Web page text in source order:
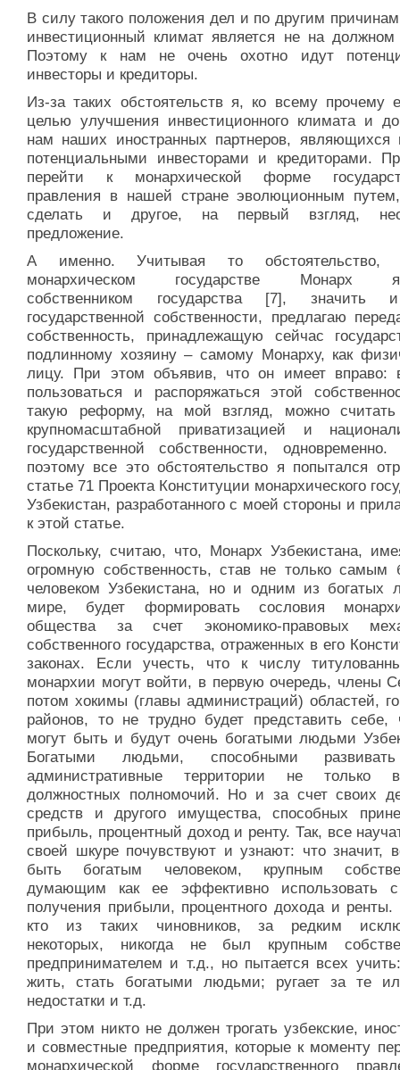
В силу такого положения дел и по другим
инвестиционный климат является не на должном
Поэтому к нам не очень охотно идут
инвесторы и кредиторы.
Из-за таких обстоятельств я, ко всему
целью улучшения инвестиционного климата и
нам наших иностранных партнеров,
потенциальными инвесторами и кредиторами.
перейти к монархической форме
правления в нашей стране эволюционным
сделать и другое, на первый взгляд,
предложение.
А именно. Учитывая то
монархическом государстве Монарх
собственником государства [7], значить
государственной собственности, предлагаю
собственность, принадлежащую сейчас
подлинному хозяину – самому Монарху, как
лицу. При этом объявив, что он имеет вправо:
пользоваться и распоряжаться этой
такую реформу, на мой взгляд, можно
крупномасштабной приватизацией и
государственной собственности,
поэтому все это обстоятельство я попытался
статье 71 Проекта Конституции монархического
Узбекистан, разработанного с моей стороны и
к этой статье.
Поскольку, считаю, что, Монарх Узбекистана,
огромную собственность, став не только самым
человеком Узбекистана, но и одним из богатых
мире, будет формировать сословия
общества за счет экономико-правовых
собственного государства, отраженных в его
законах. Если учесть, что к числу
монархии могут войти, в первую очередь, члены
потом хокимы (главы администраций) областей,
районов, то не трудно будет представить себе,
могут быть и будут очень богатыми людьми
Богатыми людьми, способными
административные территории не только
должностных полномочий. Но и за счет своих
средств и другого имущества, способных
прибыль, процентный доход и ренту. Так, все
своей шкуре почувствуют и узнают: что значит,
быть богатым человеком, крупным
думающим как ее эффективно использовать
получения прибыли, процентного дохода и
кто из таких чиновников, за редким
некоторых, никогда не был крупным
предпринимателем и т.д., но пытается всех
жить, стать богатыми людьми; ругает за те
недостатки и т.д.
При этом никто не должен трогать узбекские,
и совместные предприятия, которые к моменту
монархической форме государственного